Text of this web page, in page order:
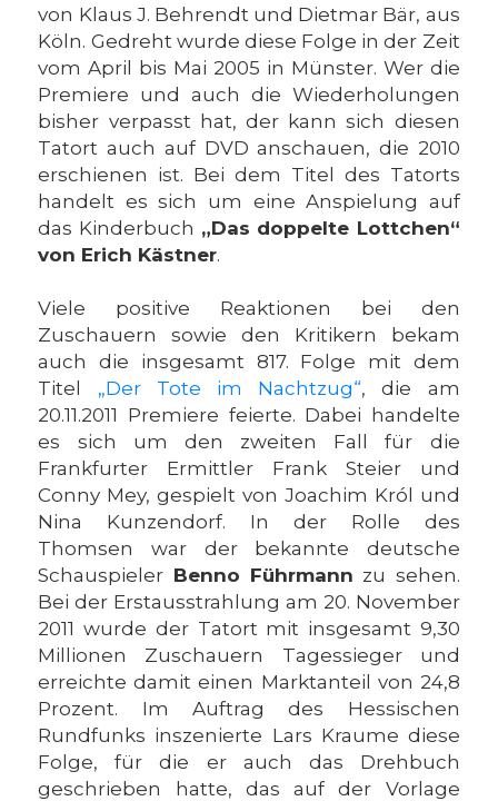
von Klaus J. Behrendt und Dietmar Bär, aus
Köln. Gedreht wurde diese Folge in der Zeit
vom April bis Mai 2005 in Münster. Wer die
Premiere und auch die Wiederholungen
bisher verpasst hat, der kann sich diesen
Tatort auch auf DVD anschauen, die 2010
erschienen ist. Bei dem Titel des Tatorts
handelt es sich um eine Anspielung auf
das Kinderbuch „Das doppelte Lottchen“
von Erich Kästner.
Viele positive Reaktionen bei den
Zuschauern sowie den Kritikern bekam
auch die insgesamt 817. Folge mit dem
Titel „Der Tote im Nachtzug“, die am
20.11.2011 Premiere feierte. Dabei handelte
es sich um den zweiten Fall für die
Frankfurter Ermittler Frank Steier und
Conny Mey, gespielt von Joachim Król und
Nina Kunzendorf. In der Rolle des
Thomsen war der bekannte deutsche
Schauspieler Benno Führmann zu sehen.
Bei der Erstausstrahlung am 20. November
2011 wurde der Tatort mit insgesamt 9,30
Millionen Zuschauern Tagessieger und
erreichte damit einen Marktanteil von 24,8
Prozent. Im Auftrag des Hessischen
Rundfunks inszenierte Lars Kraume diese
Folge, für die er auch das Drehbuch
geschrieben hatte, das auf der Vorlage